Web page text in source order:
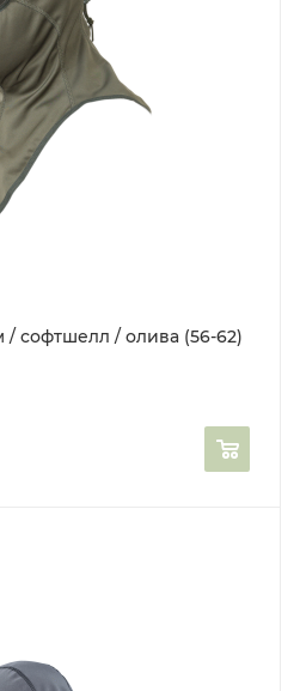
софтшелл / олива (56-62)